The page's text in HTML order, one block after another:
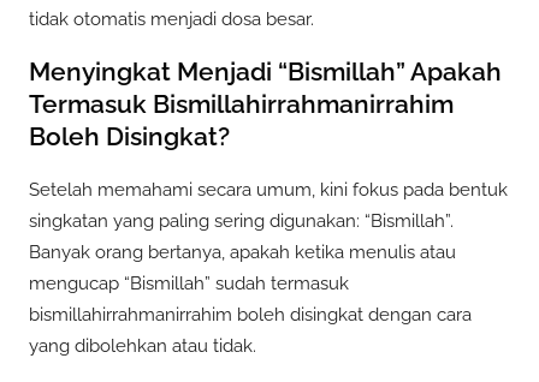
tidak otomatis menjadi dosa besar.
Menyingkat Menjadi “Bismillah” Apakah
Termasuk Bismillahirrahmanirrahim
Boleh Disingkat?
Setelah memahami secara umum, kini fokus pada bentuk
singkatan yang paling sering digunakan: “Bismillah”.
Banyak orang bertanya, apakah ketika menulis atau
mengucap “Bismillah” sudah termasuk
bismillahirrahmanirrahim boleh disingkat dengan cara
yang dibolehkan atau tidak.